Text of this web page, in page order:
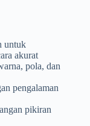
untuk
akurat
pola, dan
pengalaman
pikiran